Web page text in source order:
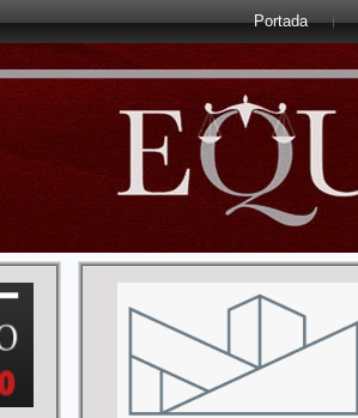
Portada